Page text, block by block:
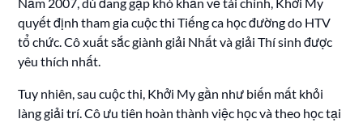
quyết định tham gia cuộc thi Tiếng ca học đường do HTV
tổ chức. Cô xuất sắc giành giải Nhất và giải Thí sinh được
yêu thích nhất.
Tuy nhiên, sau cuộc thi, Khởi My gần như biến mất khỏi
làng giải trí. Cô ưu tiên hoàn thành việc học và theo học tại